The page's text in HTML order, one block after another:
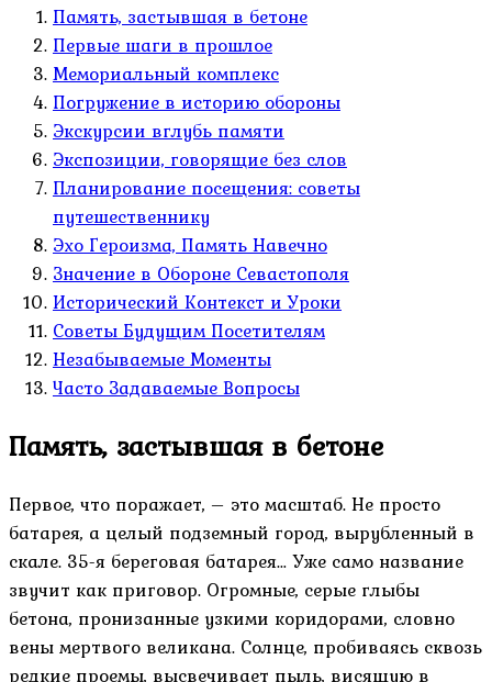
Память, застывшая в бетоне
Первые шаги в прошлое
Мемориальный комплекс
Погружение в историю обороны
Экскурсии вглубь памяти
Экспозиции, говорящие без слов
Планирование посещения: советы
путешественнику
Эхо Героизма, Память Навечно
Значение в Обороне Севастополя
Исторический Контекст и Уроки
Советы Будущим Посетителям
Незабываемые Моменты
Часто Задаваемые Вопросы
Память, застывшая в бетоне
Первое, что поражает, – это масштаб. Не просто
батарея, а целый подземный город, вырубленный в
скале. 35-я береговая батарея… Уже само название
звучит как приговор. Огромные, серые глыбы
бетона, пронизанные узкими коридорами, словно
вены мертвого великана. Солнце, пробиваясь сквозь
редкие проемы, высвечивает пыль, висящую в